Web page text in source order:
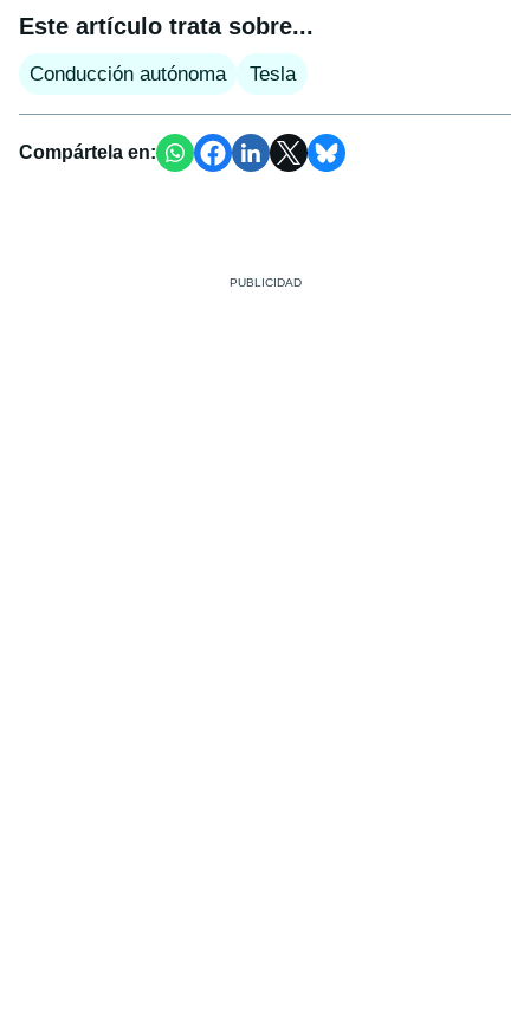
Este artículo trata sobre...
Conducción autónoma Tesla
Compártela en: